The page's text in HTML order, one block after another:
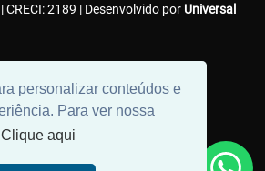
personalizar conteúdos e
Para ver nossa
Clique aqui
2189 | Desenvolvido por Universal